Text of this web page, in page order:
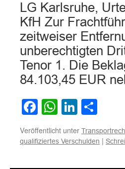
LG Karlsruhe,
KfH Zur
zeitweiser
unberechtigten
Tenor 1. Die
84.103,45 EUR
Facebook
WhatsApp
Veröffentlicht unter
qualifiziertes Verschulden |